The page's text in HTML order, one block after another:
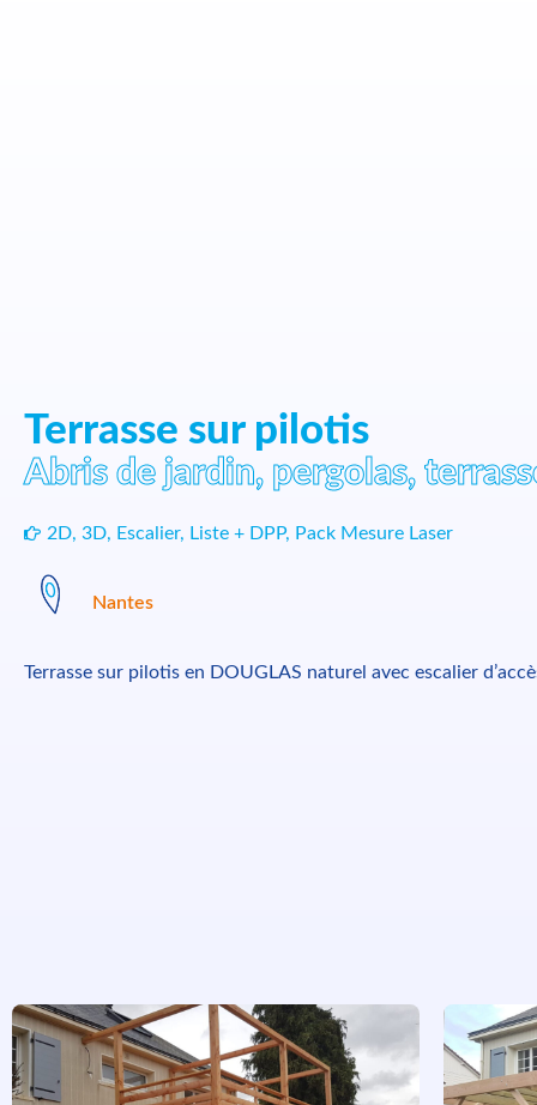
Terrasse sur pilotis
Abris de jardin, pergolas,
2D, 3D, Escalier, Liste + DPP, Pack Mesure Laser
Nantes
Terrasse sur pilotis en DOUGLAS naturel avec escalier